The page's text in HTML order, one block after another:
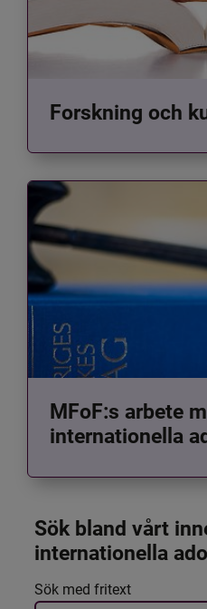
Forskning och
MFoF:s arbete
internationella
Sök bland vårt
internationella
Filtrera resultatet
Det här formuläret postas
Sök med fritext